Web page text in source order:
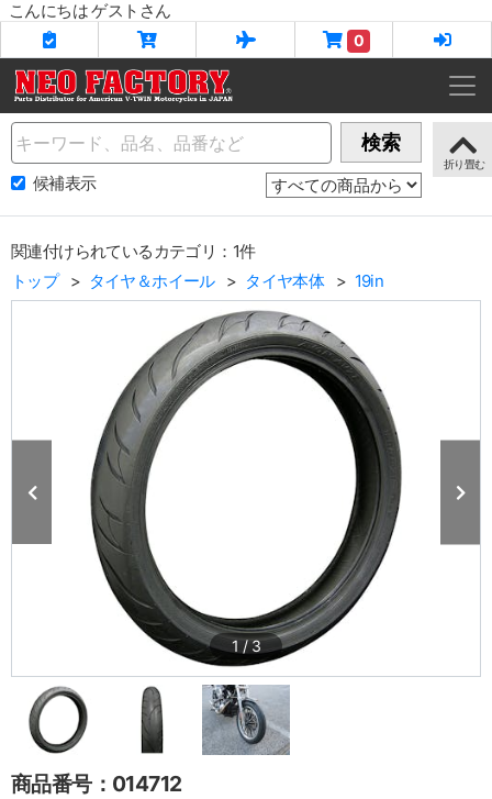
こんにちは ゲストさん
0
Name 検索
候補表示
関連付けられているカテゴリ：1件
トップ
タイヤ＆ホイール タイヤ本体 19in
1 /3
商品番号：014712